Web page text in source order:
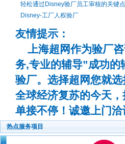
轻松通过Disney验厂员工审核的关键点
Disney-工厂人权验厂
友情提示：
上海超网作为验厂咨
务,专业的辅导”成功
验厂。选择超网您就
全球经济复苏的今天
单接不停！诚邀上门洽
热点服务项目